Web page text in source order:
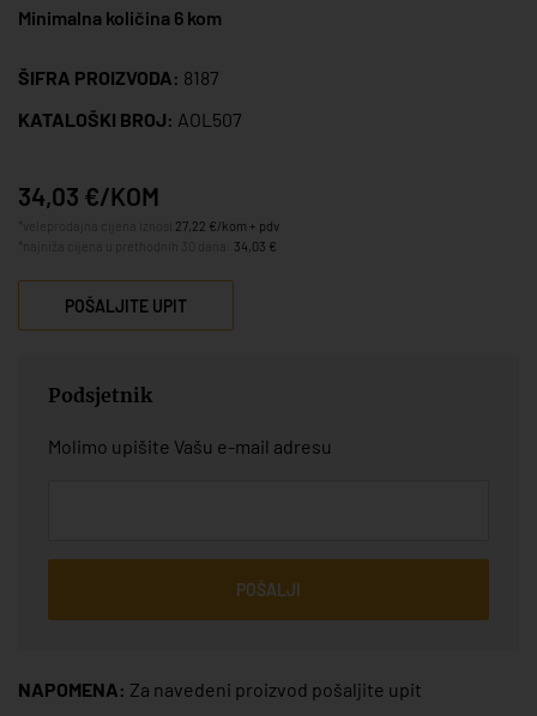
Minimalna količina 6 kom
ŠIFRA PROIZVODA: 8187
KATALOŠKI BROJ: AOL507
34,03 €/KOM
27,22 €/kom + pdv
34,03 €
POŠALJITE UPIT
Podsjetnik
Molimo upišite Vašu e-mail adresu
POŠALJI
NAPOMENA: Za navedeni proizvod pošaljite upit